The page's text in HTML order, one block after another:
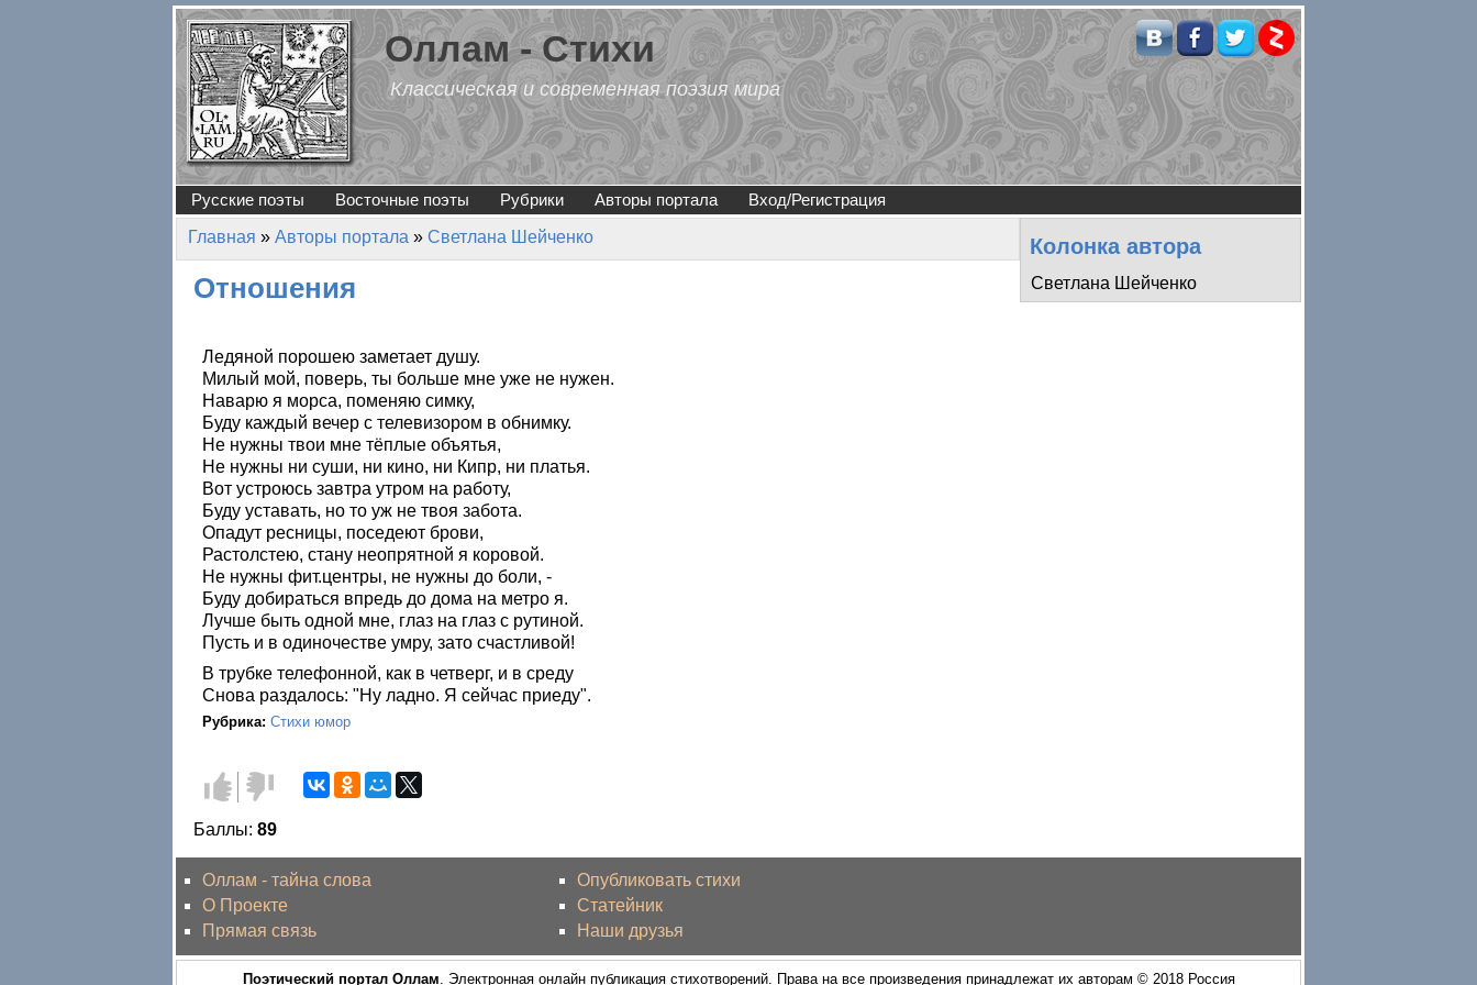
Перейти к основному содержанию
Оллам - Стихи
Классическая и современная поэзия мира
Русские поэты Восточные поэты Рубрики Авторы портала Вход/Регистрация
Вы здесь
Главная » Авторы портала » Светлана Шейченко
Отношения
Ледяной порошею заметает душу.
Милый мой, поверь, ты больше мне уже не нужен.
Наварю я морса, поменяю симку,
Буду каждый вечер с телевизором в обнимку.
Не нужны твои мне тёплые объятья,
Не нужны ни суши, ни кино, ни Кипр, ни платья.
Вот устроюсь завтра утром на работу,
Буду уставать, но то уж не твоя забота.
Опадут ресницы, поседеют брови,
Растолстею, стану неопрятной я коровой.
Не нужны фит.центры, не нужны до боли, -
Буду добираться впредь до дома на метро я.
Лучше быть одной мне, глаз на глаз с рутиной.
Пусть и в одиночестве умру, зато счастливой!
В трубке телефонной, как в четверг, и в среду
Снова раздалось: "Ну ладно. Я сейчас приеду".
Рубрика: Стихи юмор
Голос
за!
Голос
против!
Баллы: 89
Колонка автора
Светлана Шейченко
Оллам - тайна слова
О Проекте
Прямая связь
Опубликовать стихи
Статейник
Наши друзья
Поэтический портал Оллам . Электронная онлайн публикация стихотворений. Права на все произведения принадлежат их авторам © 2018 Россия